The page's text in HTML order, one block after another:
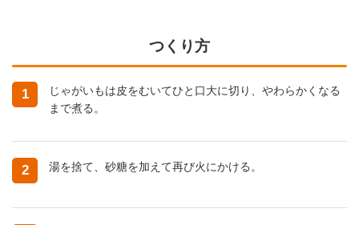
つくり方
1
じゃがいもは皮をむいてひと口大に切り、やわらかくなる
まで煮る。
2 湯を捨て、砂糖を加えて再び火にかける。